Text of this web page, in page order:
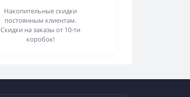
Накопительные скидки
постоянным клиентам.
Скидки на заказы от 10-ти
коробок!